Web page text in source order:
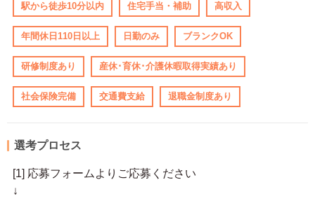
駅から徒歩10分以内 住宅手当・補助 高収入
年間休日110日以上 日勤のみ ブランクOK
研修制度あり 産休･育休･介護休暇取得実績あり
社会保険完備 交通費支給 退職金制度あり
選考プロセス
[1] 応募フォームよりご応募ください
↓